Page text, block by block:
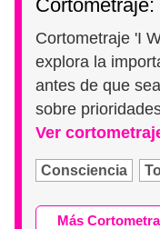
Cortometraje:
Cortometraje 'I
explora la
antes de que
sobre
Ver
Consciencia
Más